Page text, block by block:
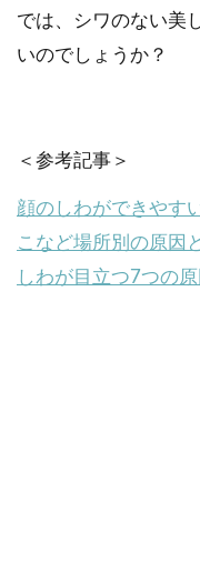
では、シワのない美
いのでしょうか？
＜参考記事＞
顔のしわができやす
こなど場所別の原因
しわが目立つ7つの